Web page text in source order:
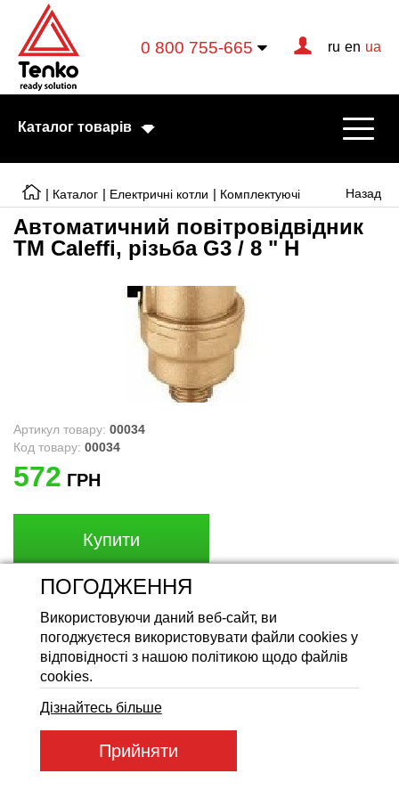
0 800 755-665 ru en ua
Каталог товарів
Електричні котли
Електричні тени
Конвектори
Тепловентилятори
Готові рішення
Акумуляторні батареї
Назад
| Каталог | Електричні котли | Комплектуючі
Автоматичний повітровідвідник
ТМ Caleffi, різьба G3 / 8 " Н
Артикул товару: 00034
Код товару: 00034
572 ГРН
Купити
Товари з категорії
NEW
ПОГОДЖЕННЯ
Використовуючи даний веб-сайт, ви
погоджуєтеся використовувати файли cookies у
відповідності з нашою політикою щодо файлів
cookies.
Дізнайтесь більше
Прийняти